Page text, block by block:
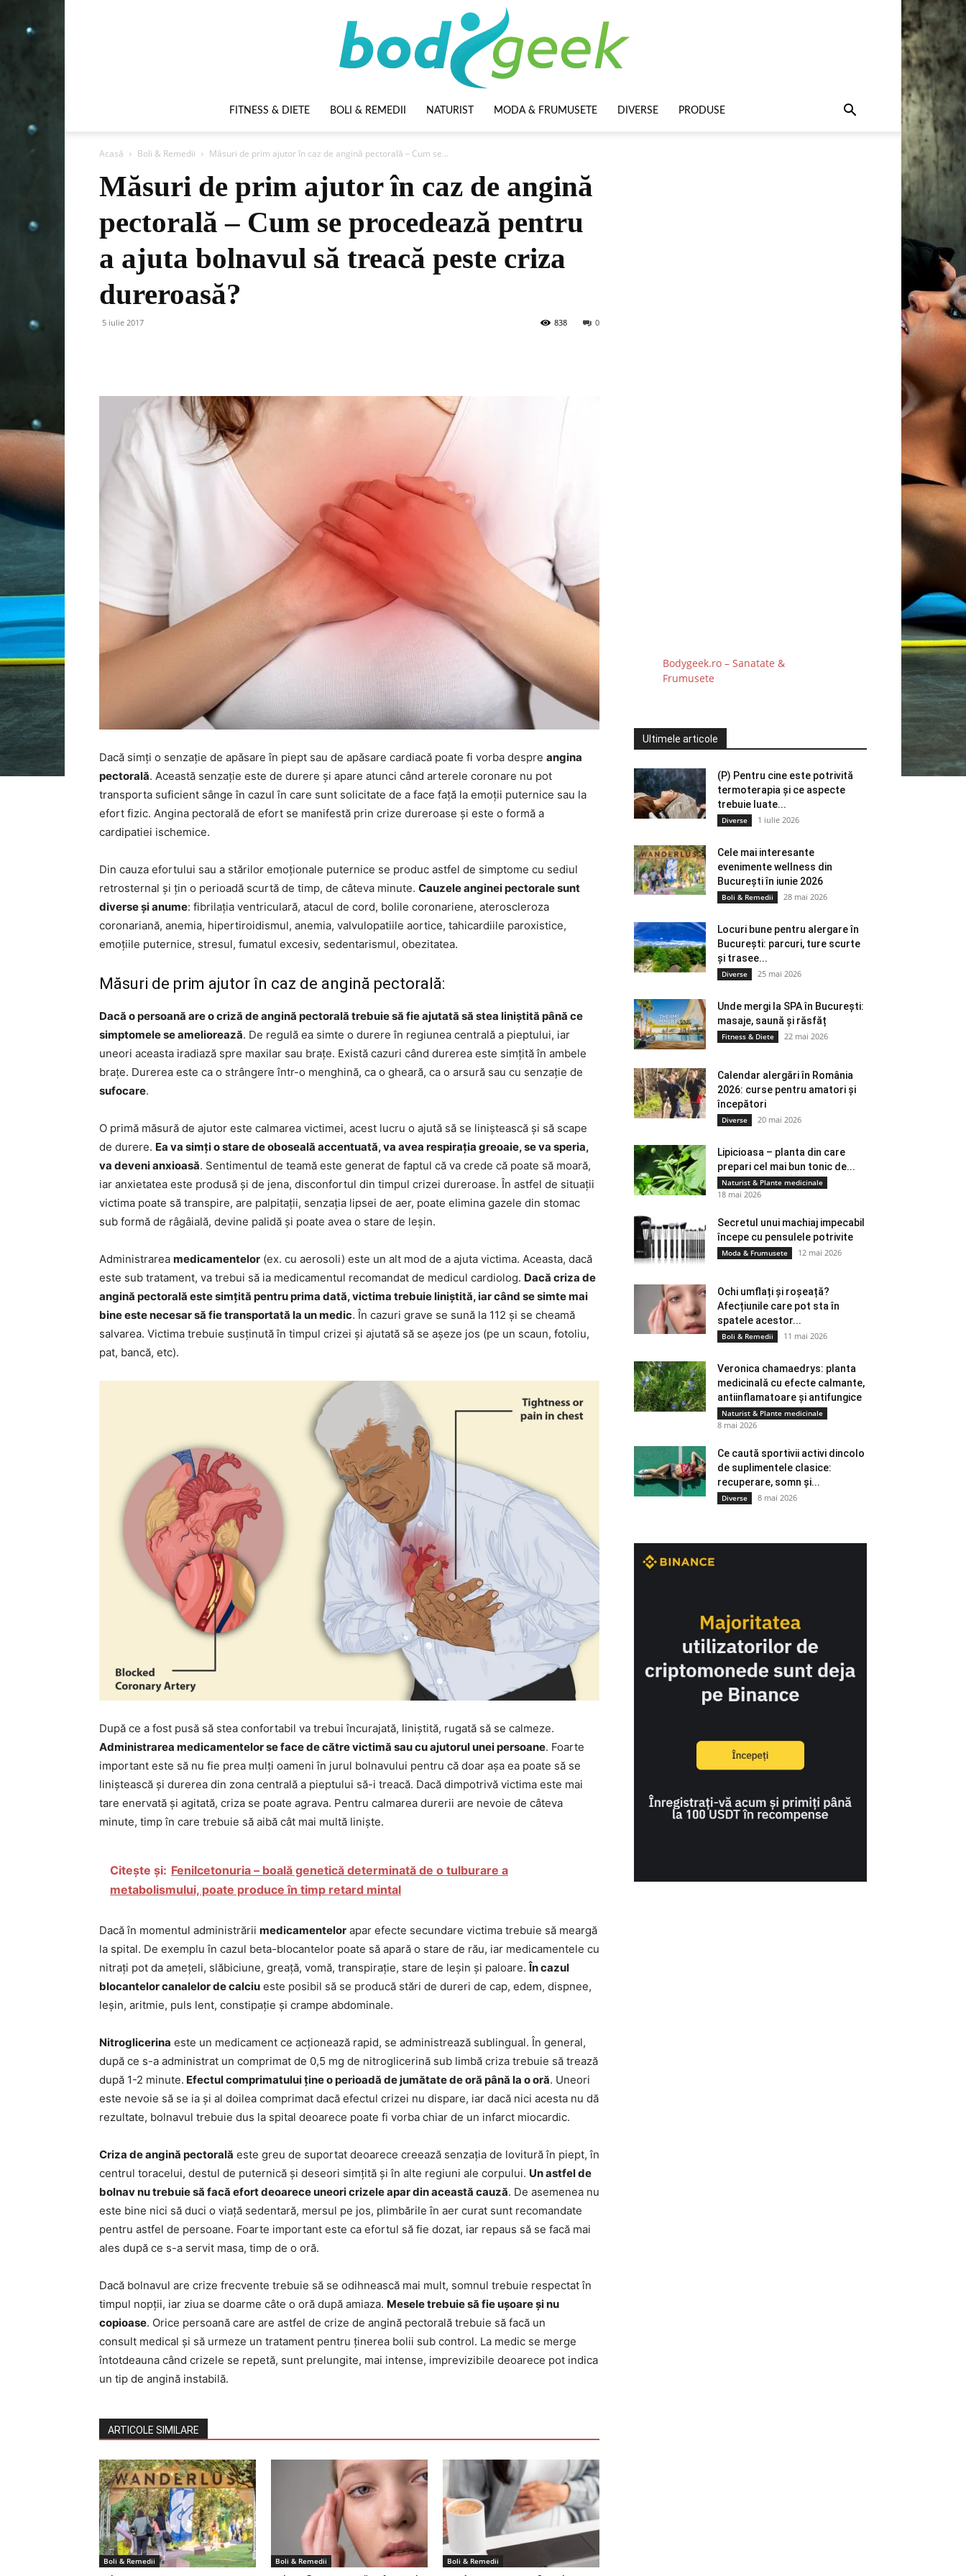
FITNESS & DIETE BOLI & REMEDII NATURIST MODA & FRUMUSETE DIVERSE PRODUSE
Acasă Boli & Remedii Măsuri de prim ajutor în caz de angină pectorală – Cum se...
Măsuri de prim ajutor în caz de angină
pectorală – Cum se procedează pentru
a ajuta bolnavul să treacă peste criza
dureroasă?
5 iulie 2017 0
838
Dacă simți o senzație de apăsare în piept sau de apăsare cardiacă poate fi vorba despre angina
pectorală. Această senzație este de durere și apare atunci când arterele coronare nu pot
transporta suficient sânge în cazul în care sunt solicitate de a face față la emoții puternice sau la
efort fizic. Angina pectorală de efort se manifestă prin crize dureroase și este o formă a
cardipatiei ischemice.
Din cauza efortului sau a stărilor emoționale puternice se produc astfel de simptome cu sediul
retrosternal și țin o perioadă scurtă de timp, de câteva minute. Cauzele anginei pectorale sunt
diverse și anume: fibrilația ventriculară, atacul de cord, bolile coronariene, ateroscleroza
coronariană, anemia, hipertiroidismul, anemia, valvulopatiile aortice, tahicardiile paroxistice,
emoțiile puternice, stresul, fumatul excesiv, sedentarismul, obezitatea.
Măsuri de prim ajutor în caz de angină pectorală:
Dacă o persoană are o criză de angină pectorală trebuie să fie ajutată să stea liniștită până ce
simptomele se ameliorează. De regulă ea simte o durere în regiunea centrală a pieptului, iar
uneori aceasta iradiază spre maxilar sau brațe. Există cazuri când durerea este simțită în ambele
brațe. Durerea este ca o strângere într-o menghină, ca o gheară, ca o arsură sau cu senzație de
sufocare.
O primă măsură de ajutor este calmarea victimei, acest lucru o ajută să se liniștească și să scape
de durere. Ea va simți o stare de oboseală accentuată, va avea respirația greoaie, se va speria,
va deveni anxioasă. Sentimentul de teamă este generat de faptul că va crede că poate să moară,
iar anxietatea este produsă și de jena, disconfortul din timpul crizei dureroase. În astfel de situații
victima poate să transpire, are palpitații, senzația lipsei de aer, poate elimina gazele din stomac
sub formă de râgâială, devine palidă și poate avea o stare de leșin.
Administrarea medicamentelor (ex. cu aerosoli) este un alt mod de a ajuta victima. Aceasta, dacă
este sub tratament, va trebui să ia medicamentul recomandat de medicul cardiolog. Dacă criza de
angină pectorală este simțită pentru prima dată, victima trebuie liniștită, iar când se simte mai
bine este necesar să fie transportată la un medic. În cazuri grave se sună la 112 și se cheamă
salvarea. Victima trebuie susținută în timpul crizei și ajutată să se așeze jos (pe un scaun, fotoliu,
pat, bancă, etc).
După ce a fost pusă să stea confortabil va trebui încurajată, liniștită, rugată să se calmeze.
Administrarea medicamentelor se face de către victimă sau cu ajutorul unei persoane. Foarte
important este să nu fie prea mulți oameni în jurul bolnavului pentru că doar așa ea poate să se
liniștească și durerea din zona centrală a pieptului să-i treacă. Dacă dimpotrivă victima este mai
tare enervată și agitată, criza se poate agrava. Pentru calmarea durerii are nevoie de câteva
minute, timp în care trebuie să aibă cât mai multă liniște.
Citește și: Fenilcetonuria – boală genetică determinată de o tulburare a
metabolismului, poate produce în timp retard mintal
Dacă în momentul administrării medicamentelor apar efecte secundare victima trebuie să meargă
la spital. De exemplu în cazul beta-blocantelor poate să apară o stare de rău, iar medicamentele cu
nitrați pot da amețeli, slăbiciune, greață, vomă, transpirație, stare de leșin și paloare.În cazul
blocantelor canalelor de calciu este posibil să se producă stări de dureri de cap, edem, dispnee,
leșin, aritmie, puls lent, constipație și crampe abdominale.
Nitroglicerina este un medicament ce acționează rapid, se administrează sublingual. În general,
după ce s-a administrat un comprimat de 0,5 mg de nitroglicerină sub limbă criza trebuie să trează
după 1-2 minute. Efectul comprimatului ține o perioadă de jumătate de oră până la o oră. Uneori
este nevoie să se ia și al doilea comprimat dacă efectul crizei nu dispare, iar dacă nici acesta nu dă
rezultate, bolnavul trebuie dus la spital deoarece poate fi vorba chiar de un infarct miocardic.
Criza de angină pectorală este greu de suportat deoarece creează senzația de lovitură în piept, în
centrul toracelui, destul de puternică și deseori simțită și în alte regiuni ale corpului. Un astfel de
bolnav nu trebuie să facă efort deoarece uneori crizele apar din această cauză. De asemenea nu
este bine nici să duci o viață sedentară, mersul pe jos, plimbările în aer curat sunt recomandate
pentru astfel de persoane. Foarte important este ca efortul să fie dozat, iar repaus să se facă mai
ales după ce s-a servit masa, timp de o oră.
Dacă bolnavul are crize frecvente trebuie să se odihnească mai mult, somnul trebuie respectat în
timpul nopții, iar ziua se doarme câte o oră după amiaza. Mesele trebuie să fie ușoare și nu
copioase. Orice persoană care are astfel de crize de angină pectorală trebuie să facă un
consult medical și să urmeze un tratament pentru ținerea bolii sub control. La medic se merge
întotdeauna când crizele se repetă, sunt prelungite, mai intense, imprevizibile deoarece pot indica
un tip de angină instabilă.
ARTICOLE SIMILARE
Boli & Remedii Boli & Remedii Boli & Remedii
Bodygeek.ro – Sanatate &
Frumusete
Ultimele articole
(P) Pentru cine este potrivită
termoterapia și ce aspecte
trebuie luate...
Diverse 1 iulie 2026
Cele mai interesante
evenimente wellness din
București în iunie 2026
Boli & Remedii 28 mai 2026
Locuri bune pentru alergare în
București: parcuri, ture scurte
și trasee...
Diverse 25 mai 2026
Unde mergi la SPA în București:
masaje, saună și răsfăț
Fitness & Diete 22 mai 2026
Calendar alergări în România
2026: curse pentru amatori și
începători
Diverse 20 mai 2026
Lipicioasa – planta din care
prepari cel mai bun tonic de...
Naturist & Plante medicinale
18 mai 2026
Secretul unui machiaj impecabil
începe cu pensulele potrivite
Moda & Frumusete 12 mai 2026
Ochi umflați și roșeață?
Afecțiunile care pot sta în
spatele acestor...
Boli & Remedii 11 mai 2026
Veronica chamaedrys: planta
medicinală cu efecte calmante,
antiinflamatoare și antifungice
Naturist & Plante medicinale
8 mai 2026
Ce caută sportivii activi dincolo
de suplimentele clasice:
recuperare, somn și...
Diverse 8 mai 2026